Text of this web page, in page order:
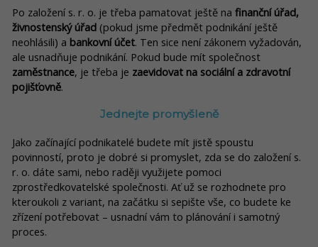
Po založení s. r. o. je třeba pamatovat ještě na finanční úřad,
živnostenský úřad (pokud jsme předmět podnikání ještě
neohlásili) a bankovní účet. Ten sice není zákonem vyžadován,
ale usnadňuje podnikání. Pokud bude mít společnost
zaměstnance, je třeba je zaevidovat na sociální a zdravotní
pojišťovně.
Jednejte promyšleně
Jako začínající podnikatelé budete mít jistě spoustu
povinností, proto je dobré si promyslet, zda se do založení s.
r. o. dáte sami, nebo raději využijete pomoci
zprostředkovatelské společnosti. Ať už se rozhodnete pro
kteroukoli z variant, na začátku si sepište vše, co budete ke
zřízení potřebovat – usnadní vám to plánování i samotný
proces.